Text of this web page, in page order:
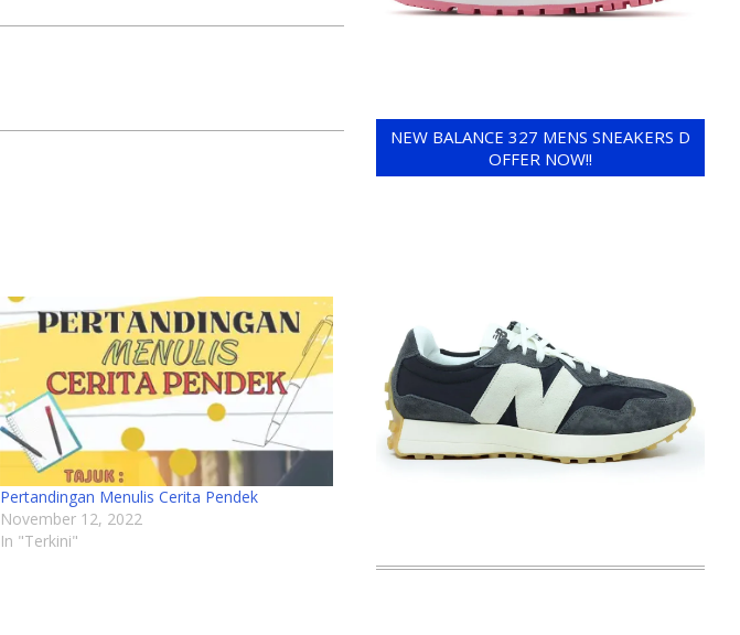
Pertandingan Menulis Cerita Pendek
November 12, 2022
In "Terkini"
NEW BALANCE 327 MENS SNEAKERS D
OFFER NOW!!